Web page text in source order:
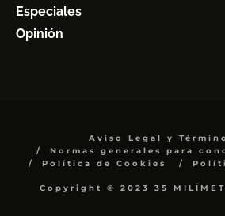
Especiales
Opinión
Aviso Legal y
Normas generales para
Política de Cookies
Copyright © 2023 35